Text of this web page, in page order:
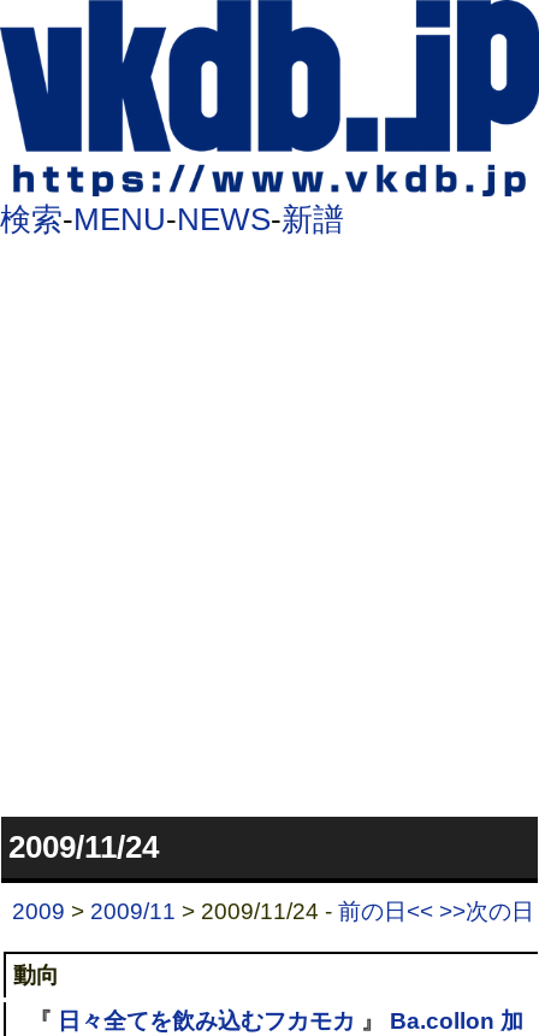
検索-MENU-NEWS-新譜
2009/11/24
2009 > 2009/11 > 2009/11/24 -前の日<< >>次の日
動向
『 日々全てを飲み込むフカモカ 』 Ba.collon 加